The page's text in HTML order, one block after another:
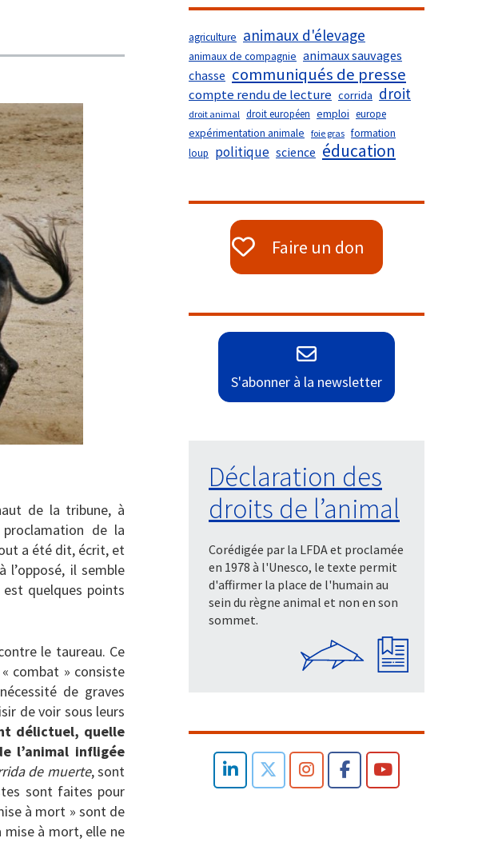
de la tribune, à
de la
a été dit, écrit, et
l’opposé, il semble
est quelques points
le taureau. Ce
combat » consiste
de graves
de voir sous leurs
délictuel, quelle
l’animal infligée
de muerte, sont
sont faites pour
à mort » sont de
mise à mort, elle ne
agriculture animaux d'élevage
animaux de compagnie animaux sauvages
chasse communiqués de presse
compte rendu de lecture corrida droit
droit animal droit européen emploi europe
expérimentation animale foie gras formation
loup politique science éducation
Faire un don
S'abonner à la newsletter
Déclaration des
droits de l’animal
Corédigée par la LFDA et proclamée
en 1978 à l'Unesco, le texte permit
d'affirmer la place de l'humain au
sein du règne animal et non en son
sommet.